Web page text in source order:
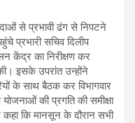
e
gr
a
m
से प्रभावी ढंग से निपटने
प्रभारी सचिव दिलीप
केंद्र का निरीक्षण कर
इसके उपरांत उन्होंने
के साथ बैठक कर विभागवार
योजनाओं की प्रगति की समीक्षा
कि मानसून के दौरान सभी